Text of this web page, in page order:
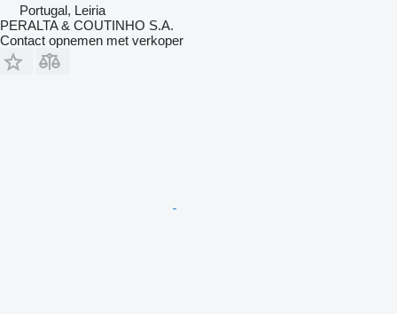
Portugal, Leiria
PERALTA & COUTINHO S.A.
Contact opnemen met verkoper